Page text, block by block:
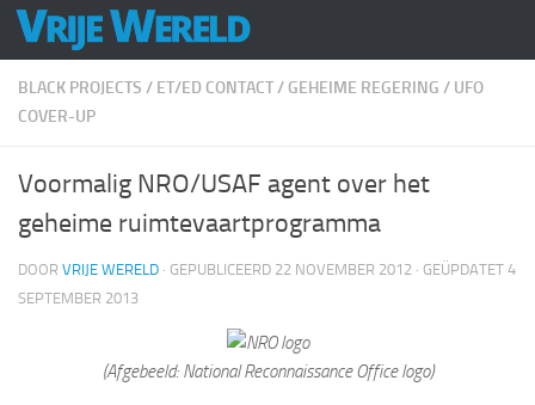
Doorgaan naar inhoud
BLACK PROJECTS / ET/ED CONTACT/ GEHEIME REGERING / UFO
COVER-UP
Voormalig NRO/USAF agent over het
geheime ruimtevaartprogramma
DOOR VRIJE WERELD · GEPUBLICEERD 22 NOVEMBER 2012 · GEÜPDATET 4
SEPTEMBER 2013
(Afgebeeld: National Reconnaissance Office logo)